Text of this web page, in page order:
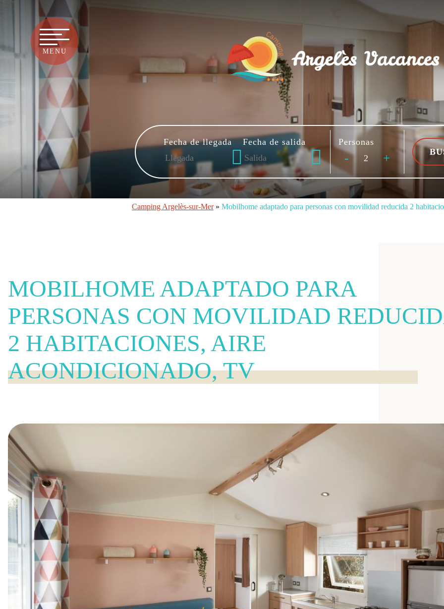
MENU
Fecha de llegada Fecha de salida Personas
- +
Camping Argelès-sur-Mer» Mobilhome adaptado para personas con movilidad reducida 2
MOBILHOME ADAPTADO PARA
PERSONAS CON MOVILIDAD
2 HABITACIONES, AIRE
ACONDICIONADO, TV